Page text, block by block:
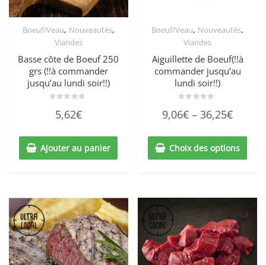
Boeuf/Veau, Nouveautés,
Viandes
Basse côte de Boeuf 250
grs (!!à commander
jusqu’au lundi soir!!)
sur
5,62€
Ajouter au panier
Boeuf/Veau, Nouveautés,
Viandes
Aiguillette de Boeuf(!!à
commander jusqu’au
lundi soir!!)
0
9,06€ –36,25€
Choix des options